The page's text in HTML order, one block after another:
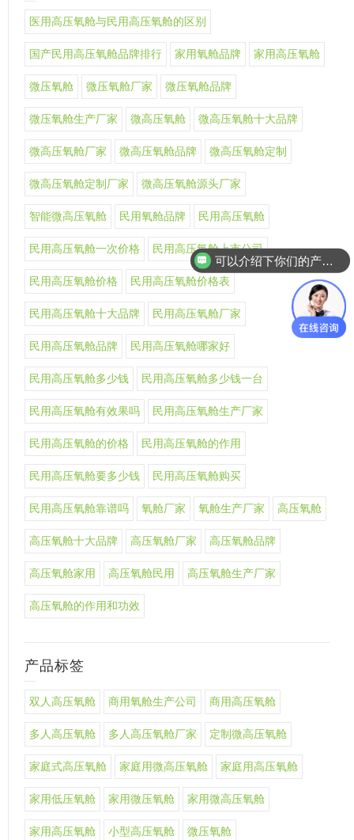
医用高压氧舱与民用高压氧舱的区别
国产民用高压氧舱品牌排行 家用氧舱品牌 家用高压氧舱
微压氧舱 微压氧舱厂家 微压氧舱品牌
微压氧舱生产厂家 微高压氧舱 微高压氧舱十大品牌
微高压氧舱厂家 微高压氧舱品牌 微高压氧舱定制
微高压氧舱定制厂家 微高压氧舱源头厂家
智能微高压氧舱 民用氧舱品牌 民用高压氧舱
民用高压氧舱一次价格 民用高压氧舱上市公司
民用高压氧舱价格 民用高压氧舱价格表
民用高压氧舱十大品牌 民用高压氧舱厂家
民用高压氧舱品牌 民用高压氧舱哪家好
民用高压氧舱多少钱 民用高压氧舱多少钱一台
民用高压氧舱有效果吗 民用高压氧舱生产厂家
民用高压氧舱的价格 民用高压氧舱的作用
民用高压氧舱要多少钱 民用高压氧舱购买
民用高压氧舱靠谱吗 氧舱厂家 氧舱生产厂家 高压氧舱
高压氧舱十大品牌 高压氧舱厂家 高压氧舱品牌
高压氧舱家用 高压氧舱民用 高压氧舱生产厂家
高压氧舱的作用和功效
产品标签
双人高压氧舱 商用氧舱生产公司 商用高压氧舱
多人高压氧舱 多人高压氧舱厂家 定制微高压氧舱
家庭式高压氧舱 家庭用微高压氧舱 家庭用高压氧舱
家用低压氧舱 家用微压氧舱 家用微高压氧舱
家用高压氧舱 小型高压氧舱 微压氧舱
可以介绍下你们的产品么